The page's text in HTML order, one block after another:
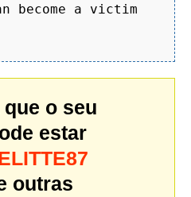
become a victim
o seu
estar
outras